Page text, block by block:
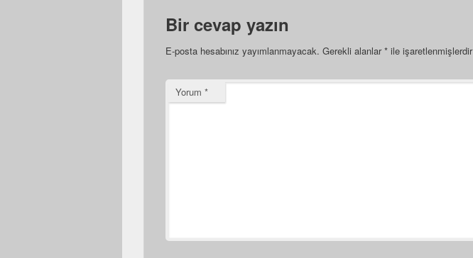
Bir cevap yazın
E-posta hesabınız yayımlanmayacak. Gerekli alanlar* ile işaretlenmişlerdir
Yorum *